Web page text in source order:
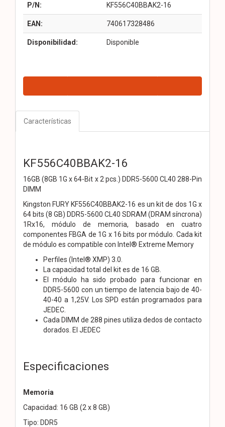
P/N: KF556C40BBAK2-16
EAN: 740617328486
Disponibilidad: Disponible
Características
KF556C40BBAK2-16
16GB (8GB 1G x 64-Bit x 2 pcs.) DDR5-5600 CL40 288-Pin
DIMM
Kingston FURY KF556C40BBAK2-16 es un kit de dos 1G x
64 bits (8 GB) DDR5-5600 CL40 SDRAM (DRAM síncrona)
1Rx16, módulo de memoria, basado en cuatro
componentes FBGA de 1G x 16 bits pormódulo. Cada kit
de módulo es compatible con Intel® Extreme Memory
Perfiles (Intel® XMP) 3.0.
La capacidad total del kit es de 16 GB.
El módulo ha sido probado para funcionar en
DDR5-5600 con un tiempo de latencia bajode 40-
40-40 a 1,25V. Los SPD están programados para
JEDEC.
Cada DIMM de 288 pines utiliza dedos de contacto
dorados. El JEDEC
Especificaciones
Memoria
Capacidad: 16 GB (2 x 8 GB)
Tipo: DDR5